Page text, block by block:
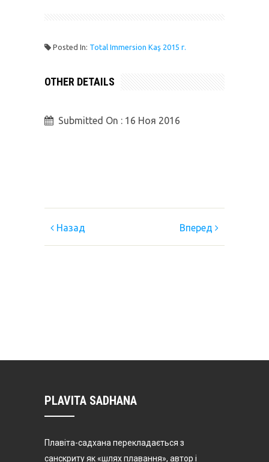
Posted In: Total Immersion Kaş 2015 г.
OTHER DETAILS
Submitted On : 16 Ноя 2016
Назад Вперед
PLAVITA SADHANA
Плавіта-садхана перекладається з
санскриту як «шлях плавання», автор і